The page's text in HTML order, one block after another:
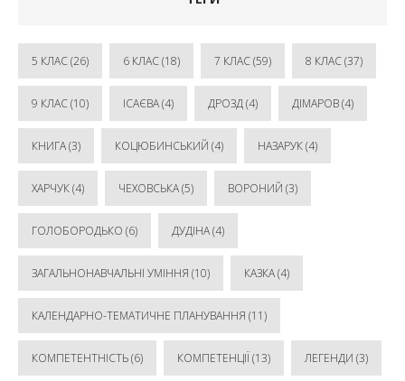
5 КЛАС(26) 6 КЛАС(18) 7 КЛАС(59) 8 КЛАС(37)
9 КЛАС(10) ІСАЄВА(4) ДРОЗД(4) ДІМАРОВ(4)
КНИГА(3) КОЦЮБИНСЬКИЙ (4) НАЗАРУК(4)
ХАРЧУК(4) ЧЕХОВСЬКА(5) ВОРОНИЙ (3)
ГОЛОБОРОДЬКО (6) ДУДІНА(4)
ЗАГАЛЬНОНАВЧАЛЬНІ УМІННЯ (10) КАЗКА(4)
КАЛЕНДАРНО-ТЕМАТИЧНЕ ПЛАНУВАННЯ (11)
КОМПЕТЕНТНІСТЬ(6) КОМПЕТЕНЦІЇ (13) ЛЕГЕНДИ (3)